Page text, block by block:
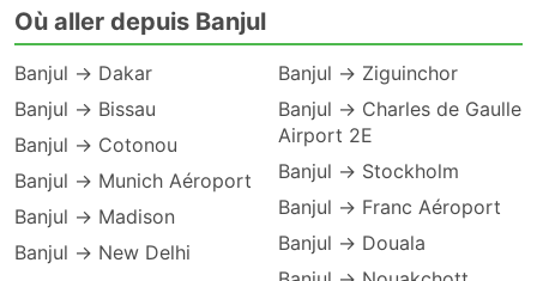
Où aller depuis Banjul
Banjul → Dakar
Banjul → Bissau
Banjul → Cotonou
Banjul → Munich Aéroport
Banjul → Madison
Banjul → New Delhi
Banjul → Ziguinchor
Banjul → Charles de Gaulle
Airport 2E
Banjul → Stockholm
Banjul → Franc Aéroport
Banjul → Douala